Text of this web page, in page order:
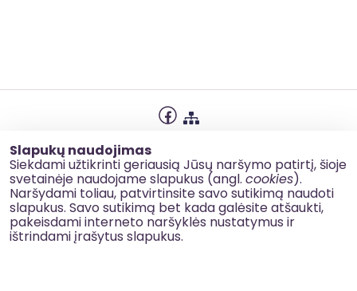
Slapukų naudojimas
Siekdami užtikrinti geriausią Jūsų naršymo patirtį, šioje
svetainėje naudojame slapukus (angl. cookies).
Naršydami toliau, patvirtinsite savo sutikimą naudoti
slapukus. Savo sutikimą bet kada galėsite atšaukti,
pakeisdami interneto naršyklės nustatymus ir
ištrindami įrašytus slapukus.
Slapukų naudojimas
Korupcijos prevencija
Kontaktai